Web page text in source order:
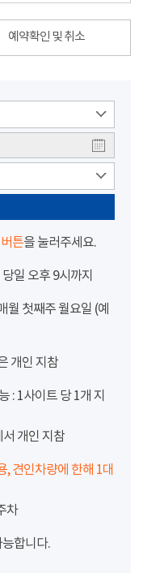
예약확인 및 취소
튼을 눌러주세요.
일 오후 9시까지
월 첫째주 월요일 (예
개인 지참
: 1사이트 당 1개 지
개인 지참
, 견인차량에 한해 1대
차
합니다.